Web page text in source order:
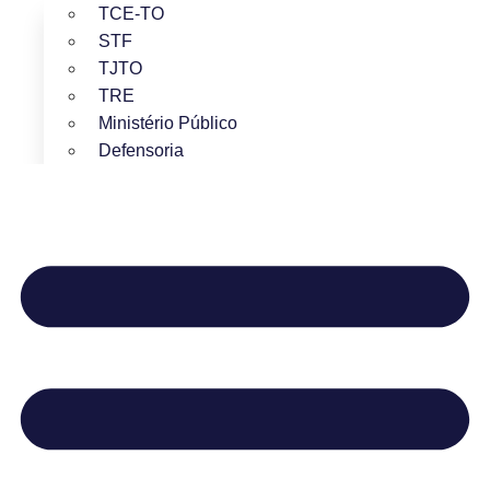
TCE-TO
STF
TJTO
TRE
Ministério Público
Defensoria